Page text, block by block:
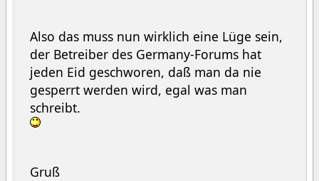
Also das muss nun wirklich eine Lüge sein,
der Betreiber des Germany-Forums hat
jeden Eid geschworen, daß man da nie
gesperrt werden wird, egal was man
schreibt.
Gruß